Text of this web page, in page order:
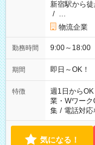
新宿駅から
/ …
物流企業
勤務時間 9:00～18:00
期間 即日～OK！
特徴 週1日からOK
業・Wワーク
集 / 電話対応
気になる！